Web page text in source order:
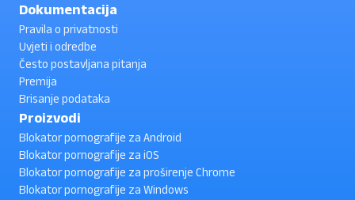
Dokumentacija
Pravila o privatnosti
Uvjeti i odredbe
Često postavljana pitanja
Premija
Brisanje podataka
Proizvodi
Blokator pornografije za Android
Blokator pornografije za iOS
Blokator pornografije za proširenje Chrome
Blokator pornografije za Windows